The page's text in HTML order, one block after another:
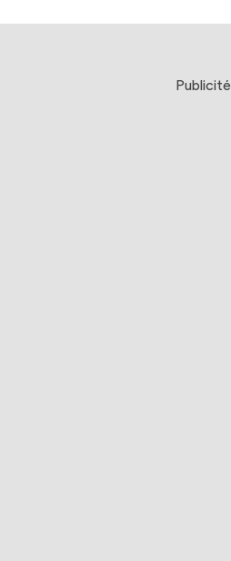
Publicité